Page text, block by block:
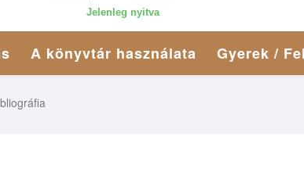
Jelenleg nyitva
A könyvtár használata Gyerek /